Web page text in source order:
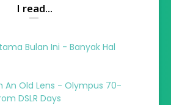
I read...
Bulan Ini - Banyak Hal
An Old Lens - Olympus 70-
DSLR Days